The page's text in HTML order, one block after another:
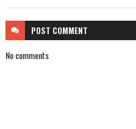
POST COMMENT
No comments